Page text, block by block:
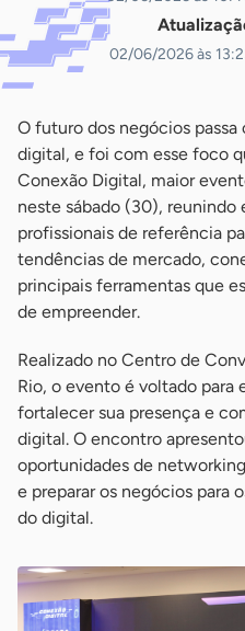
02/06/2026 às
O futuro dos negócios
digital, e foi com esse foco
Conexão Digital, maior
neste sábado (30), reunindo
profissionais de referência
tendências de mercado,
principais ferramentas que
de empreender.
Realizado no Centro de
Rio, o evento é voltado para
fortalecer sua presença e
digital. O encontro
oportunidades de
e preparar os negócios para
do digital.